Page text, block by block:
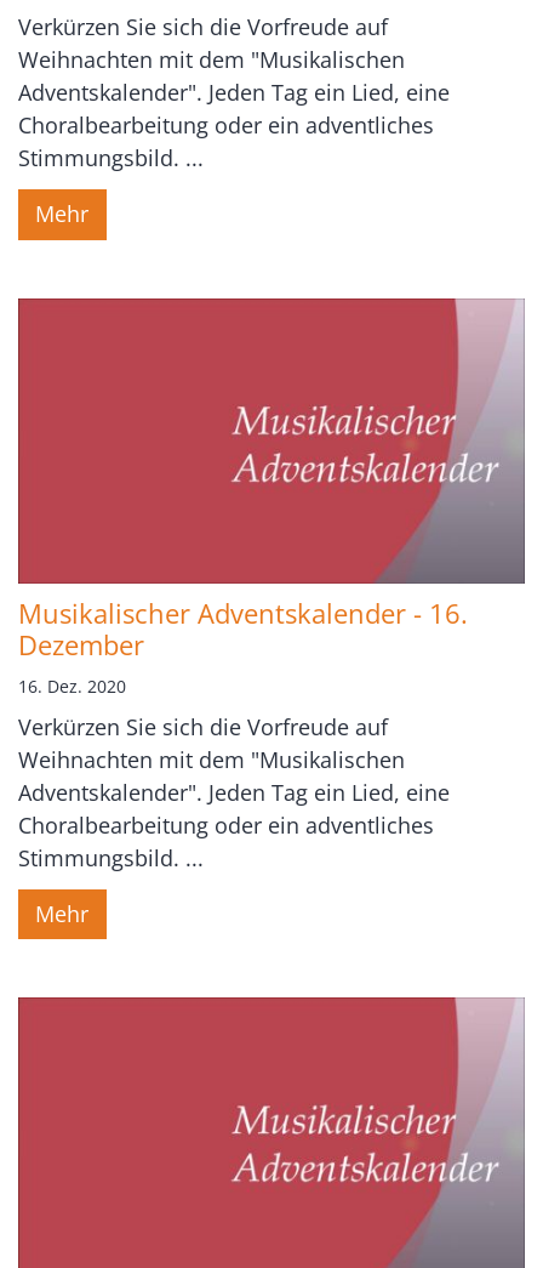
Verkürzen Sie sich die Vorfreude auf
Weihnachten mit dem "Musikalischen
Adventskalender". Jeden Tag ein Lied, eine
Choralbearbeitung oder ein adventliches
Stimmungsbild. ...
Mehr
Musikalischer Adventskalender - 16.
Dezember
16. Dez. 2020
Verkürzen Sie sich die Vorfreude auf
Weihnachten mit dem "Musikalischen
Adventskalender". Jeden Tag ein Lied, eine
Choralbearbeitung oder ein adventliches
Stimmungsbild. ...
Mehr